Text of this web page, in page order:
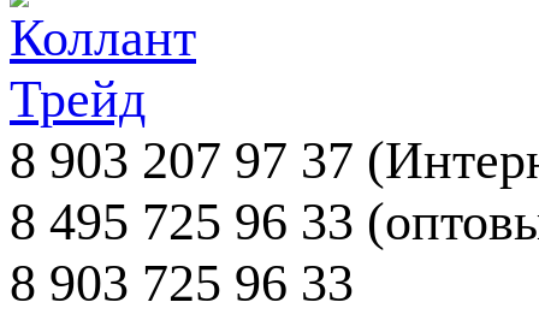
8 903 207 97 37
8 495 725 96 33
8 903 725 96 33